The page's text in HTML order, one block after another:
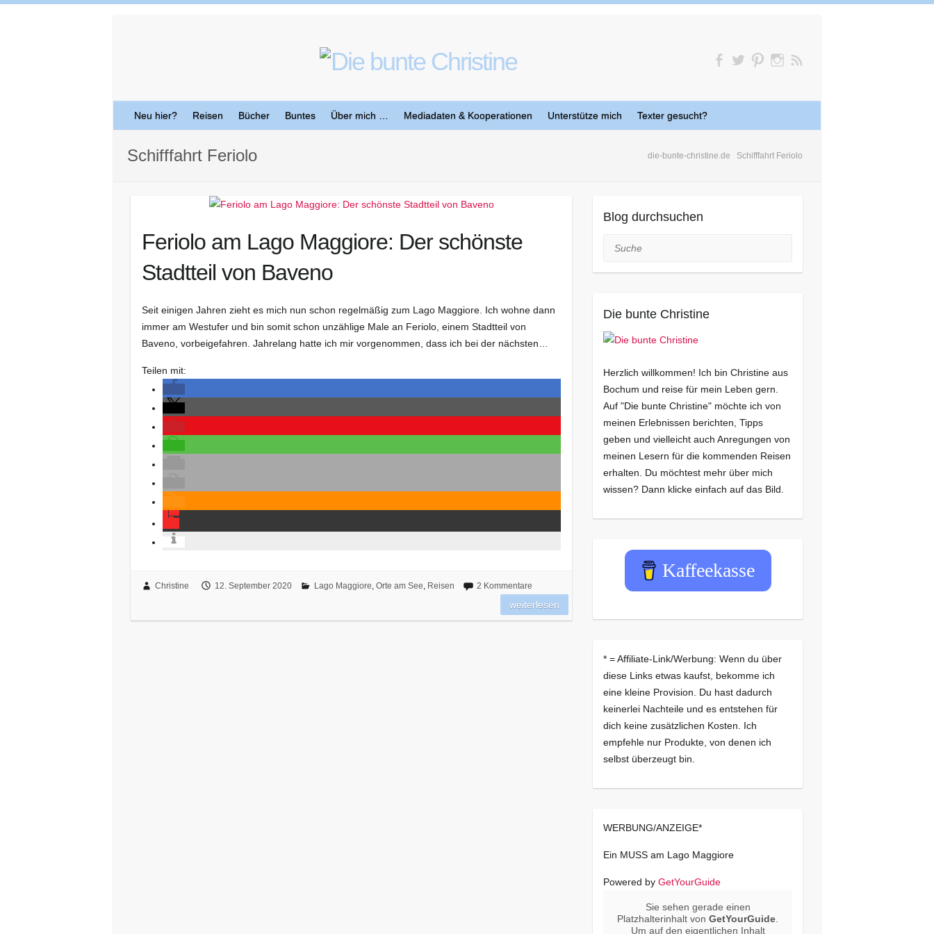
Neu hier? Reisen Bücher Buntes Über mich … Mediadaten & Kooperationen Unterstütze mich Texter gesucht?
die-bunte-christine.de Schifffahrt Feriolo
Schifffahrt Feriolo
Feriolo am Lago Maggiore: Der schönste
Stadtteil von Baveno
Seit einigen Jahren zieht es mich nun schon regelmäßig zum Lago Maggiore. Ich wohne dann
immer am Westufer und bin somit schon unzählige Male an Feriolo, einem Stadtteil von
Baveno, vorbeigefahren. Jahrelang hatte ich mir vorgenommen, dass ich bei der nächsten…
Teilen mit:
Christine 12. September 2020 Lago Maggiore, Orte am See, Reisen 2 Kommentare
weiterlesen
Blog durchsuchen
Suche
Die bunte Christine
Herzlich willkommen! Ich bin Christine aus
Bochum und reise für mein Leben gern.
Auf "Die bunte Christine" möchte ich von
meinen Erlebnissen berichten, Tipps
geben und vielleicht auch Anregungen von
meinen Lesern für die kommenden Reisen
erhalten. Du möchtest mehr über mich
wissen? Dann klicke einfach auf das Bild.
Kaffeekasse
* = Affiliate-Link/Werbung: Wenn du über
diese Links etwas kaufst, bekomme ich
eine kleine Provision. Du hast dadurch
keinerlei Nachteile und es entstehen für
dich keine zusätzlichen Kosten. Ich
empfehle nur Produkte, von denen ich
selbst überzeugt bin.
WERBUNG/ANZEIGE*
Ein MUSS am Lago Maggiore
Powered by GetYourGuide
Sie sehen gerade einen
Platzhalterinhalt vonGetYourGuide
Um auf den eigentlichen Inhalt